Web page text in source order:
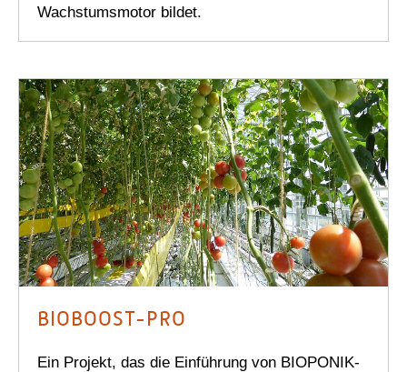
Wachstumsmotor bildet.
BIOBOOST-PRO
Ein Projekt, das die Einführung von BIOPONIK-